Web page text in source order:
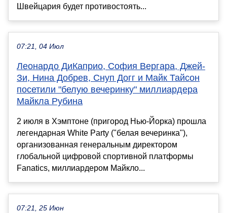
Швейцария будет противостоять...
07:21, 04 Июл
Леонардо ДиКаприо, София Вергара, Джей-
Зи, Нина Добрев, Снуп Догг и Майк Тайсон
посетили "белую вечеринку" миллиардера
Майкла Рубина
2 июля в Хэмптоне (пригород Нью-Йорка) прошла
легендарная White Party ("белая вечеринка"),
организованная генеральным директором
глобальной цифровой спортивной платформы
Fanatics, миллиардером Майкло...
07:21, 25 Июн